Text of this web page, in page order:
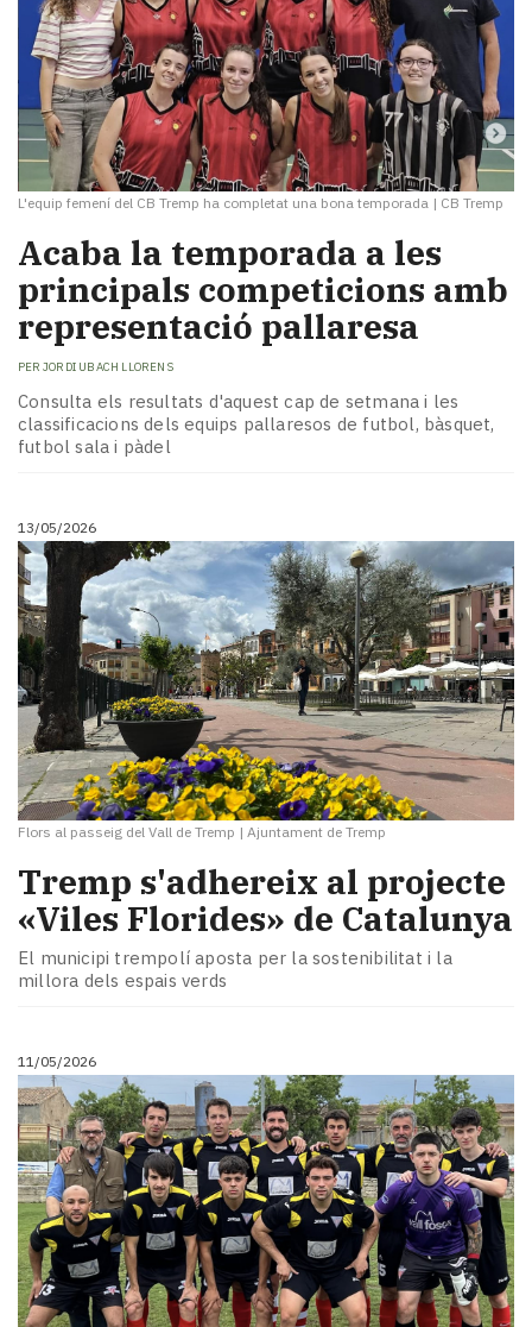
L'equip femení del CB Tremp ha completat una bona temporada | CB Tremp
Acaba la temporada a les
principals competicions amb
representació pallaresa
PER JORDI UBACH LLORENS
Consulta els resultats d'aquest cap de setmana i les
classificacions dels equips pallaresos de futbol, bàsquet,
futbol sala i pàdel
13/05/2026
Flors al passeig del Vall de Tremp | Ajuntament de Tremp
Tremp s'adhereix al projecte
«Viles Florides» de Catalunya
El municipi trempolí aposta per la sostenibilitat i la
millora dels espais verds
11/05/2026